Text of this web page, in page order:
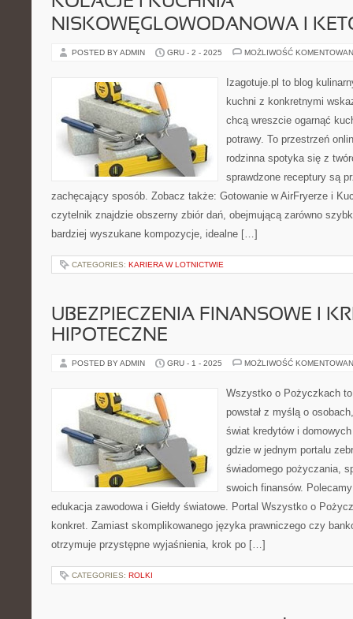
NISKOWĘGLOWODANOWA I
POSTED BY ADMIN GRU - 2 - 2025 MOŻLIWOŚĆ
Izagotuje.pl to blog
kuchni z konkretnymi
chcą wreszcie ogarnąć
potrawy. To przestrzeń
rodzinna spotyka się z
sprawdzone receptury są
zachęcający sposób. Zobacz także: Gotowanie w AirFryerze i
czytelnik znajdzie obszerny zbiór dań, obejmującą zarówno
bardziej wyszukane kompozycje, idealne […]
CATEGORIES: KARIERA W LOTNICTWIE
UBEZPIECZENIA FINANSOWE I
HIPOTECZNE
POSTED BY ADMIN GRU - 1 - 2025 MOŻLIWOŚĆ
Wszystko o Pożyczkach
powstał z myślą o
świat kredytów i
gdzie w jednym portalu
świadomego pożyczania,
swoich finansów.
edukacja zawodowa i Giełdy światowe. Portal Wszystko o
konkret. Zamiast skomplikowanego języka prawniczego czy
otrzymuje przystępne wyjaśnienia, krok po […]
CATEGORIES: ROLKI